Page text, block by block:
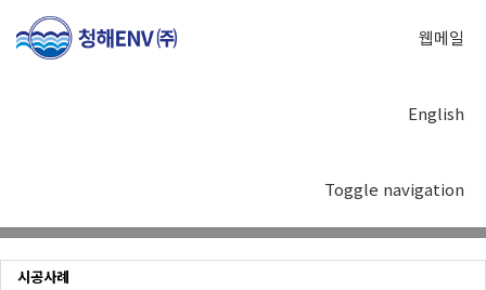
웹메일
English
Toggle navigation
시공사례